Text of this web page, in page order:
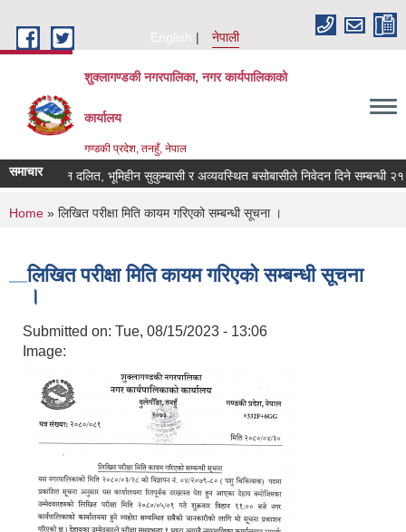
English
नेपाली
शुक्लागण्डकी नगरपालिका, नगर कार्यपालिकाको
कार्यालय
गण्डकी प्रदेश, तनहुँ, नेपाल
समाचार
भूमिहीन दलित, भूमिहीन सुकुम्बासी र अव्यवस्थित बसोबासीले निवेदन दिने सम्बन्धी २१
You are here
Home » लिखित परीक्षा मिति कायम गरिएको सम्बन्धी सूचना ।
लिखित परीक्षा मिति कायम गरिएको सम्बन्धी सूचना
।
Submitted on: Tue, 08/15/2023 - 13:06
Image: